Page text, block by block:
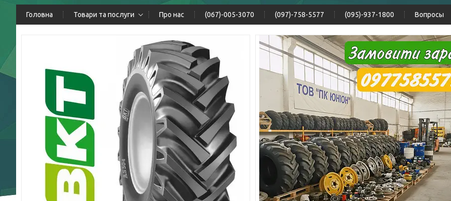
Головна Товари та послуги Про нас (067)-005-3070 (097)-758-5577 (095)-937-1800 Вопросы